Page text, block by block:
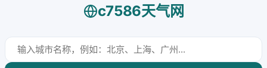
c7586天气网